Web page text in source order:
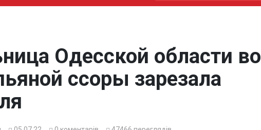
Одесской области во
ссоры зарезала